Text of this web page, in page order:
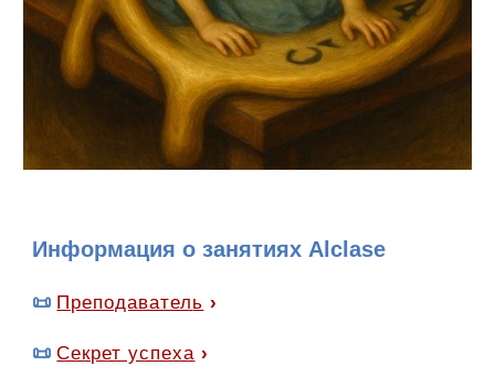
Информация о занятиях Alclase
📜 Преподаватель ›
📜Секрет успеха ›